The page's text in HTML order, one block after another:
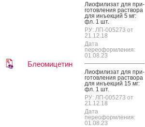
Блеомицетин
Ли­офи­лизат для при­
готов­ле­ния рас­тво­ра
для инъ­ек­ций 5 мг:
фл. 1 шт.
РУ: ЛП-005273 от
21.12.18
Дата
переоформления:
01.08.23
Ли­офи­лизат для при­
готов­ле­ния рас­тво­ра
для инъ­ек­ций 15 мг:
фл. 1 шт.
РУ: ЛП-005273 от
21.12.18
Дата
переоформления:
01.08.23